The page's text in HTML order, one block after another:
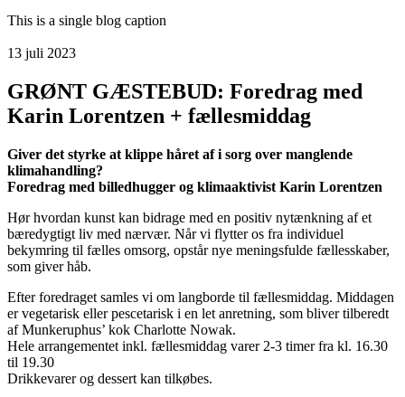
This is a single blog caption
13 juli 2023
GRØNT GÆSTEBUD: Foredrag med
Karin Lorentzen + fællesmiddag
Giver det styrke at klippe håret af i sorg over manglende
klimahandling?
Foredrag med billedhugger og klimaaktivist Karin Lorentzen
Hør hvordan kunst kan bidrage med en positiv nytænkning af et
bæredygtigt liv med nærvær. Når vi flytter os fra individuel
bekymring til fælles omsorg, opstår nye meningsfulde fællesskaber,
som giver håb.
Efter foredraget samles vi om langborde til fællesmiddag. Middagen
er vegetarisk eller pescetarisk i en let anretning, som bliver tilberedt
af Munkeruphus’ kok Charlotte Nowak.
Hele arrangementet inkl. fællesmiddag varer 2-3 timer fra kl. 16.30
til 19.30
Drikkevarer og dessert kan tilkøbes.